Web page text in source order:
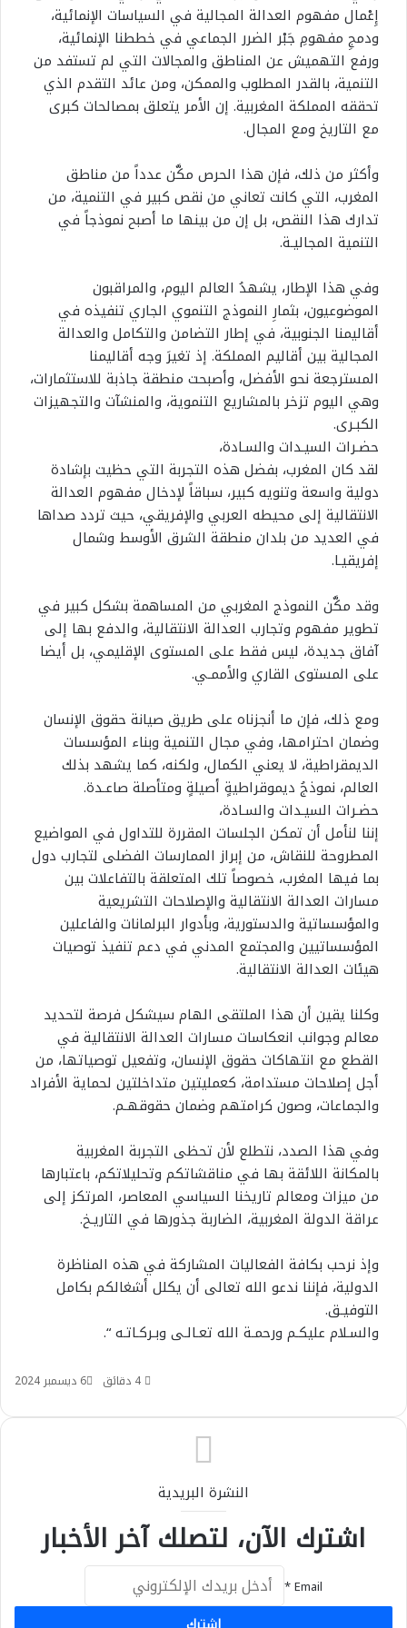
إِعْمال مفهوم العدالة المجالية في السياسات الإنمائية،
ودمجِ مفهومِ جَبْر الضرر الجماعي في خططنا الإنمائية،
ورفع التهميش عن المناطق والمجالات التي لم تستفد من
التنمية، بالقدر المطلوب والممكن، ومن عائد التقدم الذي
تحققه المملكة المغربية. إن الأمر يتعلق بمصالحات كبرى
مع التاريخ ومع المجال.
وأكثر من ذلك، فإن هذا الحرص مكَّن عدداً من مناطق
المغرب، التي كانت تعاني من نقص كبير في التنمية، من
تدارك هذا النقص، بل إن من بينها ما أصبح نموذجاً في
التنمية المجاليـة.
وفي هذا الإطار، يشهدُ العالم اليوم، والمراقبون
الموضوعيون، بثمارِ النموذج التنموي الجاري تنفيذه في
أقاليمنا الجنوبية، في إطار التضامن والتكامل والعدالة
المجالية بين أقاليم المملكة. إذ تغيرَ وجه أقاليمنا
المسترجعة نحو الأفضل، وأصبحت منطقة جاذبة للاستثمارات،
وهي اليوم تزخر بالمشاريع التنموية، والمنشآت والتجهيزات
الكبـرى.
حضـرات السيـدات والسـادة،
لقد كان المغرب، بفضل هذه التجربة التي حظيت بإشادة
دولية واسعة وتنويه كبير، سباقاً لإدخال مفهوم العدالة
الانتقالية إلى محيطه العربي والإفريقي، حيث تردد صداها
في العديد من بلدان منطقة الشرق الأوسط وشمال
إفريقيـا.
وقد مكَّن النموذج المغربي من المساهمة بشكل كبير في
تطوير مفهوم وتجارب العدالة الانتقالية، والدفع بها إلى
آفاق جديدة، ليس فقط على المستوى الإقليمي، بل أيضا
على المستوى القاري والأممـي.
ومع ذلك، فإن ما أنجزناه على طريق صيانة حقوق الإنسان
وضمان احترامها، وفي مجال التنمية وبناء المؤسسات
الديمقراطية، لا يعني الكمال، ولكنه، كما يشهد بذلك
العالم، نموذجُ ديموقراطيةٍ أصيلةٍ ومتأصلة صاعـدة.
حضـرات السيـدات والسـادة،
إننا لنأمل أن تمكن الجلسات المقررة للتداول في المواضيع
المطروحة للنقاش، من إبراز الممارسات الفضلى لتجارب دول
بما فيها المغرب، خصوصاً تلك المتعلقة بالتفاعلات بين
مسارات العدالة الانتقالية والإصلاحات التشريعية
والمؤسساتية والدستورية، وبأدوار البرلمانات والفاعلين
المؤسساتيين والمجتمع المدني في دعم تنفيذ توصيات
هيئات العدالة الانتقالية.
وكلنا يقين أن هذا الملتقى الهام سيشكل فرصة لتحديد
معالم وجوانب انعكاسات مسارات العدالة الانتقالية في
القطع مع انتهاكات حقوق الإنسان، وتفعيل توصياتها، من
أجل إصلاحات مستدامة، كعمليتين متداخلتين لحماية الأفراد
والجماعات، وصون كرامتهم وضمان حقوقهـم.
وفي هذا الصدد، نتطلع لأن تحظى التجربة المغربية
بالمكانة اللائقة بها في مناقشاتكم وتحليلاتكم، باعتبارها
من ميزات ومعالم تاريخنا السياسي المعاصر، المرتكز إلى
عراقة الدولة المغربية، الضاربة جذورها في التاريـخ.
وإذ نرحب بكافة الفعاليات المشاركة في هذه المناظرة
الدولية، فإننا ندعو الله تعالى أن يكلل أشغالكم بكامل
التوفيـق.
والسـلام عليكـم ورحمـة الله تعـالـى وبـركـاتـه “.
6 ديسمبر 2024
النشرة البريدية
اشترك الآن، لتصلك آخر الأخبار
Email
*